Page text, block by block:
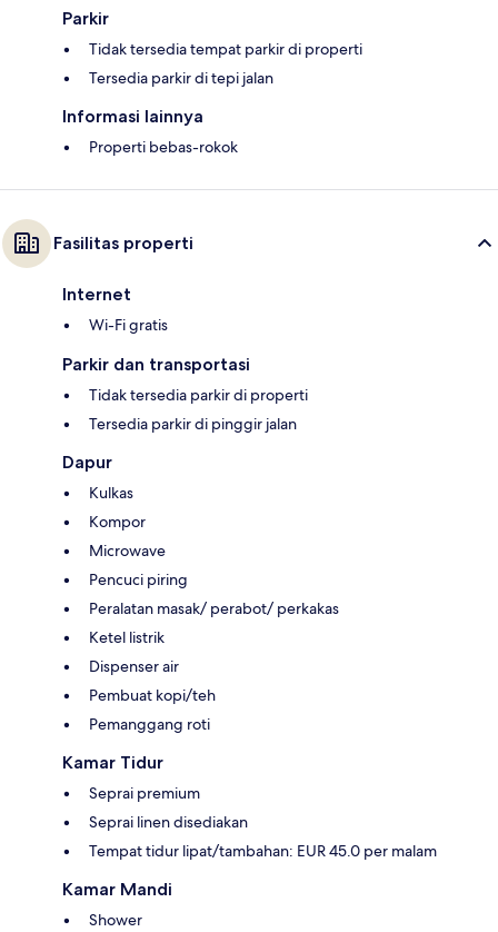
Parkir
Tidak tersedia tempat parkir di properti
Tersedia parkir di tepi jalan
Informasi lainnya
Properti bebas-rokok
Fasilitas properti
Internet
Wi-Fi gratis
Parkir dan transportasi
Tidak tersedia parkir di properti
Tersedia parkir di pinggir jalan
Dapur
Kulkas
Kompor
Microwave
Pencuci piring
Peralatan masak/ perabot/ perkakas
Ketel listrik
Dispenser air
Pembuat kopi/teh
Pemanggang roti
Kamar Tidur
Seprai premium
Seprai linen disediakan
Tempat tidur lipat/tambahan: EUR 45.0 per malam
Kamar Mandi
Shower